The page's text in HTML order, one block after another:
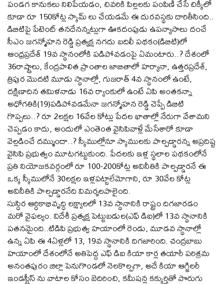
పండగ కానుకలు నిలిపేయడం, చివరికి పిల్లలకు పంపిణీ చేసే చిక్కీలో
కూడా రూ 150కోట్ల స్కామ్ లు చేయడమే ఈ దురవస్థకు దారితీసింది..
డిబిటిపై పేటెంట్ తనదేనన్నట్లుగా ఊకదంపుడు ఉపన్యాసాలు దంచే
సీఎం జగన్మోహన రెడ్డి ప్రత్యక్ష నగదు బదిలీ పథకం(డిబిటి)లో
ఆంధ్రప్రదేశ్ 19వ స్థానంలోకి పడిపోవడంపై ఏమంటారు..? దేశంలో
36రాష్ట్రాలు, కేంద్రపాలిత ప్రాంతాల జాబితాలో హర్యానా, ఉత్తరప్రదేశ్,
త్రిపుర మొదటి మూడు స్థానాల్లో, గుజరాత్ 4వ స్థానంలో ఉంటే,
దక్షిణాదిన తమిళనాడు 16వ ర్యాంకులో ఉంటే ఏపి అంతకన్నా
అధోగతికి(19)పడిపోవడమేనా జగన్మోహన రెడ్డి చెప్పే డిబిటి
గొప్పలు..? రూ 2లక్షల 16వేల కోట్లు పేదల ఖాతాల్లో నేరుగా వేశామని
చెప్పడం కాదు, అందులో ఎంతెంత వైసిపివాళ్లే మేసేశారో కూడా
వెల్లడించే దమ్ముందా..? స్కీముల్లోనూ స్కాములకు పాల్పడ్డారన్న అప్రదిష్ట
వైసిపి ప్రభుత్వం మూటగట్టుకుంది. పేదలకు ఇళ్ల స్థలాల పథకంలోనే
ప్రతి నియోజకవర్గంలో రూ 100-200కోట్ల అవినీతికి పాల్పడ్డారనే ఈ
ఒక్క స్కీములోనే 30లక్షల ఇళ్లపట్టాలేమోగాని, రూ 30వేల కోట్ల
అవినీతికి పాల్పడ్డారనేది విమర్శలపాలైంది.
సుస్ధిర ఆర్ధికాభివృద్ధి లక్ష్యాలలో 13వ స్థానానికి రాష్ట్రం దిగజారడం
మరో వైఫల్యం. విదేశీ ప్రత్యక్ష పెట్టుబడుల(ఎఫ్ డిఐ)లో 13వ స్థానానికి
పతనమైంది..టిడిపి ప్రభుత్వ హయాంలో రెండు, మూడవ స్థానాల్లో
ఉన్న ఏపి ఈ 4ఏళ్లలో 13, 19వ స్థానానికి దిగజారింది. చంద్రబాబు
హయాంలో దేశంలోనే అతిపెద్ద ఎఫ్ డిఐ కియా కార్ల తయారీ పరిశ్రమ
అనంతపురం జిల్లా పెనుగొండలో నెలకొల్పగా, అదే కియా ఆగ్జిలరీ
ఇండస్ట్రీస్ ను వాటాల కోసం బెదిరించి, కమీషన్ల కక్కుర్తితో పొరుగు